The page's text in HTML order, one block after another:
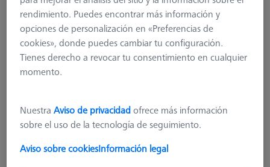
Bastidor Multisensor (MSR) triple
para O-INSPECT 543 y 863
rendimiento. Puedes encontrar más información y
opciones de personalización en «Preferencias de
cookies», donde puedes cambiar tu configuración.
Tienes derecho a revocar tu consentimiento en cualquier
momento.
NuestraAviso de privacidadofrece más información
sobre el uso de la tecnología de seguimiento.
Aviso sobre cookiesInformación legal